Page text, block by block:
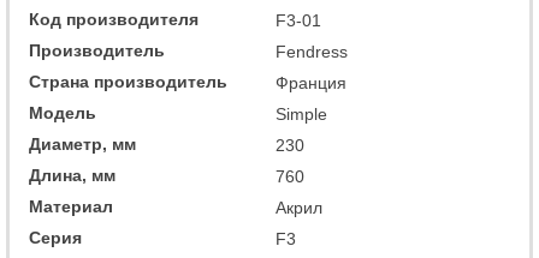
Код производителя
F3-01
Производитель
Fendress
Страна производитель
Франция
Модель
Simple
Диаметр, мм
230
Длина, мм
760
Материал
Акрил
Серия
F3